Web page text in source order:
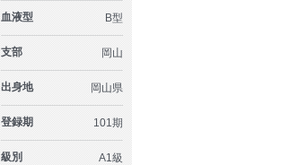
血液型 B型
支部 岡山
出身地 岡山県
登録期 101期
級別 A1級